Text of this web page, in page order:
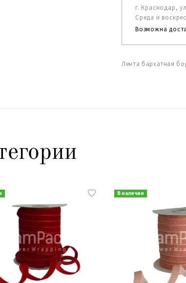
г. Краснодар,
Среда и
Возможна
Лента бархатная
В наличии